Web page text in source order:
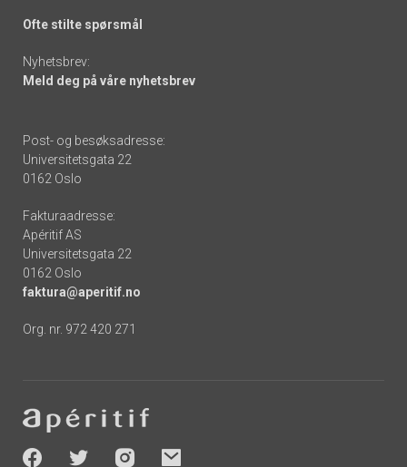
Ofte stilte spørsmål
Nyhetsbrev:
Meld deg på våre nyhetsbrev
Post- og besøksadresse:
Universitetsgata 22
0162 Oslo
Fakturaadresse:
Apéritif AS
Universitetsgata 22
0162 Oslo
faktura@aperitif.no
Org. nr. 972 420 271
-